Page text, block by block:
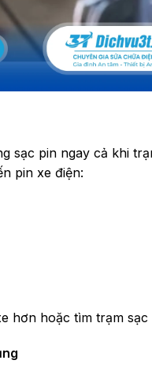
sạc pin ngay cả khi
pin xe điện:
hơn hoặc tìm trạm